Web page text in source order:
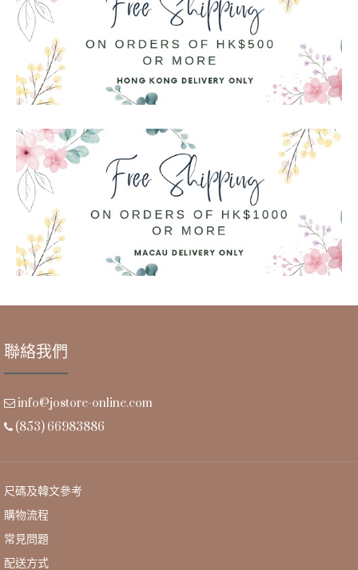
聯絡我們
info@jostore-online.com
(853) 66983886
尺碼及韓文參考
購物流程
常見問題
配送方式